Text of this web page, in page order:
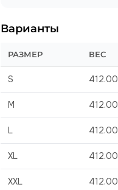
Варианты
РАЗМЕР ВЕС
S 412.00
M 412.00
L 412.00
XL 412.00
XXL 412.00